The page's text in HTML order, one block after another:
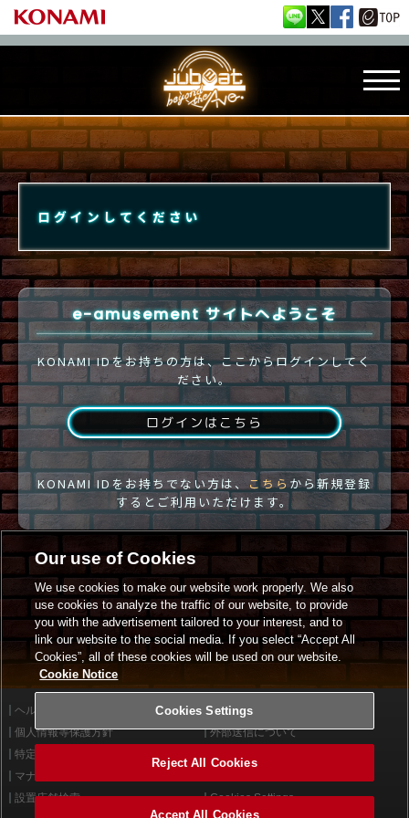
ログインしてください
e-amusement サイトへようこそ
KONAMI IDをお持ちの方は、ここからログインしてく
ださい。
ログインはこちら
KONAMI IDをお持ちでない方は、 こちらから新規登録
するとご利用いただけます。
ヘルプ
利用規約
個人情報等保護方針
外部送信について
特定商取引法に基づく表示
マナー＆ルール
設置店舗検索
Cookies Settings
Our use of Cookies
We use cookies to make our website work properly. We also
use cookies to analyze the traffic of our website, to provide
you with the advertisement tailored to your interest, and to
link our website to the social media. If you select “Accept All
Cookies”, all of these cookies will be used on our website.
Cookie Notice
Cookies Settings
Reject All Cookies
Accept All Cookies